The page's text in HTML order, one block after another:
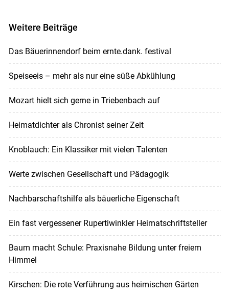
Weitere Beiträge
Das Bäuerinnendorf beim ernte.dank. festival
Speiseeis – mehr als nur eine süße Abkühlung
Mozart hielt sich gerne in Triebenbach auf
Heimatdichter als Chronist seiner Zeit
Knoblauch: Ein Klassiker mit vielen Talenten
Werte zwischen Gesellschaft und Pädagogik
Nachbarschaftshilfe als bäuerliche Eigenschaft
Ein fast vergessener Rupertiwinkler Heimatschriftsteller
Baum macht Schule: Praxisnahe Bildung unter freiem
Himmel
Kirschen: Die rote Verführung aus heimischen Gärten